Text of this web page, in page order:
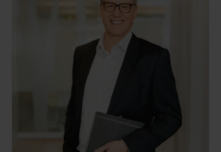
+49 69 956809-0
+49 171 5710533
thomas.donsbach@hlb-ddp.de